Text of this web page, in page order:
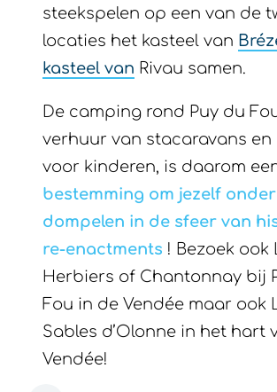
steekspelen op een van de
locaties het kasteel van
kasteel van Rivau samen.
De camping rond Puy du
verhuur van stacaravans en
voor kinderen, is daarom
bestemming om jezelf
dompelen in de sfeer van
re-enactments ! Bezoek ook
Herbiers of Chantonnay bij
Fou in de Vendée maar ook
Sables d’Olonne in het hart
Vendée!